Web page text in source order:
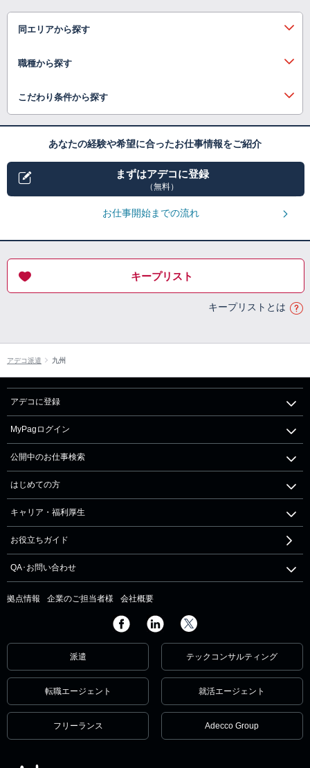
同エリアから探す
職種から探す
こだわり条件から探す
あなたの経験や希望に合ったお仕事情報をご紹介
まずはアデコに登録
（無料）
お仕事開始までの流れ
キープリスト
キープリストとは
アデコ派遣 九州
アデコに登録
MyPagログイン
公開中のお仕事検索
はじめての方
キャリア・福利厚生
お役立ちガイド
QA･お問い合わせ
拠点情報 企業のご担当者様 会社概要
派遣 テックコンサルティング
転職エージェント 就活エージェント
フリーランス Adecco Group